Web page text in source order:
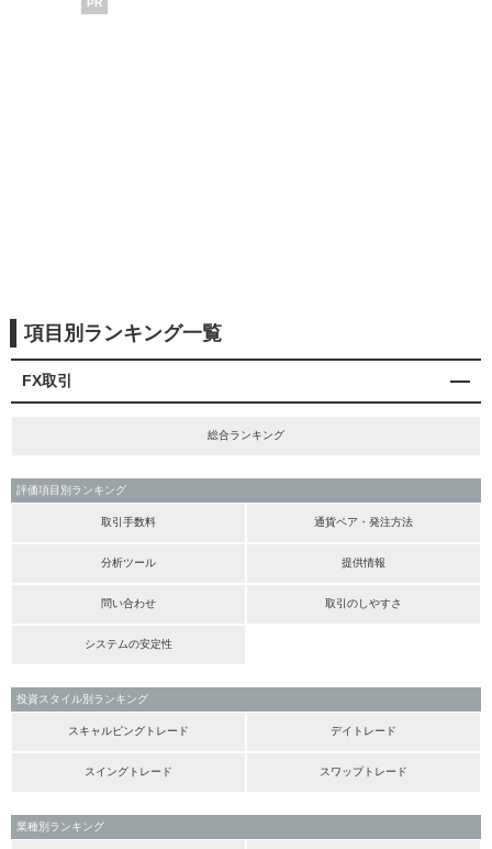
PR
項目別ランキング一覧
FX取引
総合ランキング
評価項目別ランキング
取引手数料 通貨ペア・発注方法
分析ツール 提供情報
問い合わせ 取引のしやすさ
システムの安定性
投資スタイル別ランキング
スキャルピングトレード デイトレード
スイングトレード スワップトレード
業種別ランキング